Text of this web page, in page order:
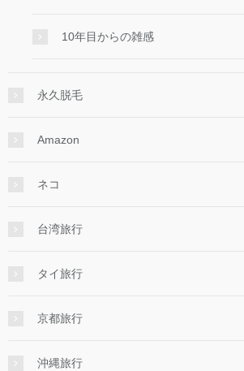
10年目からの雑感
永久脱毛
Amazon
ネコ
台湾旅行
タイ旅行
京都旅行
沖縄旅行